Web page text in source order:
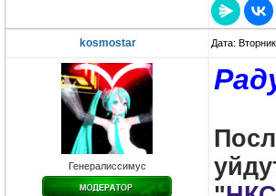
kosmostar Дата:
Генералиссимус